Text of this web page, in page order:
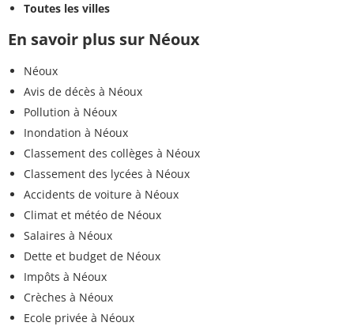
Toutes les villes
En savoir plus sur Néoux
Néoux
Avis de décès à Néoux
Pollution à Néoux
Inondation à Néoux
Classement des collèges à Néoux
Classement des lycées à Néoux
Accidents de voiture à Néoux
Climat et météo de Néoux
Salaires à Néoux
Dette et budget de Néoux
Impôts à Néoux
Crèches à Néoux
Ecole privée à Néoux